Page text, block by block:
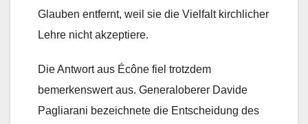
Glauben entfernt, weil sie die Vielfalt kirchlicher
Lehre nicht akzeptiere.
Die Antwort aus Écône fiel trotzdem
bemerkenswert aus. Generaloberer Davide
Pagliarani bezeichnete die Entscheidung des